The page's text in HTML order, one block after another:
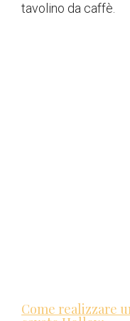
tavolino da caffè.
Come realizzare